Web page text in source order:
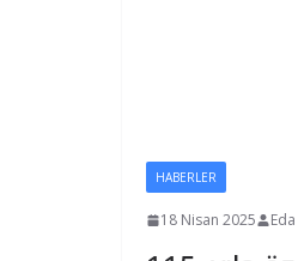
HABERLER
18 Nisan 2025